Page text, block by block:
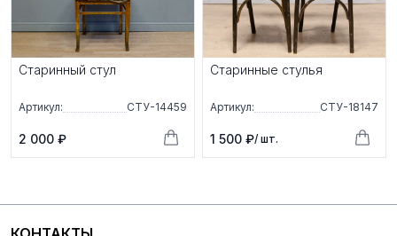
Старинный стул
Артикул: СТУ-14459
2 000 ₽
Старинные стулья
Артикул: СТУ-18147
1 500 ₽/ шт.